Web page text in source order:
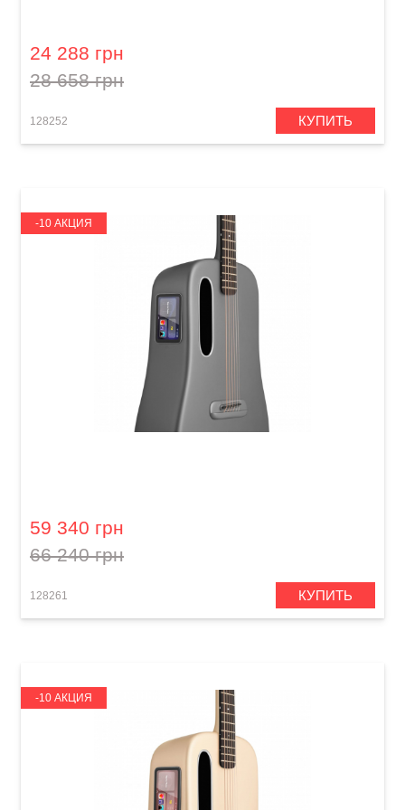
24 288 грн
28 658 грн
128252 КУПИТЬ
-10 АКЦИЯ
59 340 грн
66 240 грн
128261 КУПИТЬ
-10 АКЦИЯ